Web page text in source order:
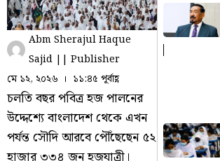
Abm Sherajul Haque
Sajid || Publisher
মে ১২, ২০২৬
১১:৪৫ পূর্বাহ্ণ
চলতি বছর পবিত্র হজ পালনের
উদ্দেশ্যে বাংলাদেশ থেকে এখন
পর্যন্ত সৌদি আরবে পৌঁছেছেন ৫২